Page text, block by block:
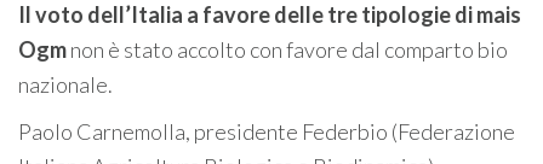
Il voto dell’Italia a favore delle tre tipologie di mais
Ogmnon è stato accolto con favore dal comparto bio
nazionale.
Paolo Carnemolla, presidente Federbio (Federazione